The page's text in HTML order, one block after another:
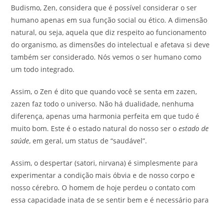
Budismo, Zen, considera que é possível considerar o ser
humano apenas em sua função social ou ético. A dimensão
natural, ou seja, aquela que diz respeito ao funcionamento
do organismo, as dimensões do intelectual e afetava si deve
também ser considerado. Nós vemos o ser humano como
um todo integrado.
Assim, o Zen é dito que quando você se senta em zazen,
zazen faz todo o universo. Não há dualidade, nenhuma
diferença, apenas uma harmonia perfeita em que tudo é
muito bom. Este é o estado natural do nosso ser oestado de
saúde, em geral, um status de “saudável”.
Assim, o despertar (satori, nirvana) é simplesmente para
experimentar a condição mais óbvia e de nosso corpo e
nosso cérebro. O homem de hoje perdeu o contato com
essa capacidade inata de se sentir bem e é necessário para